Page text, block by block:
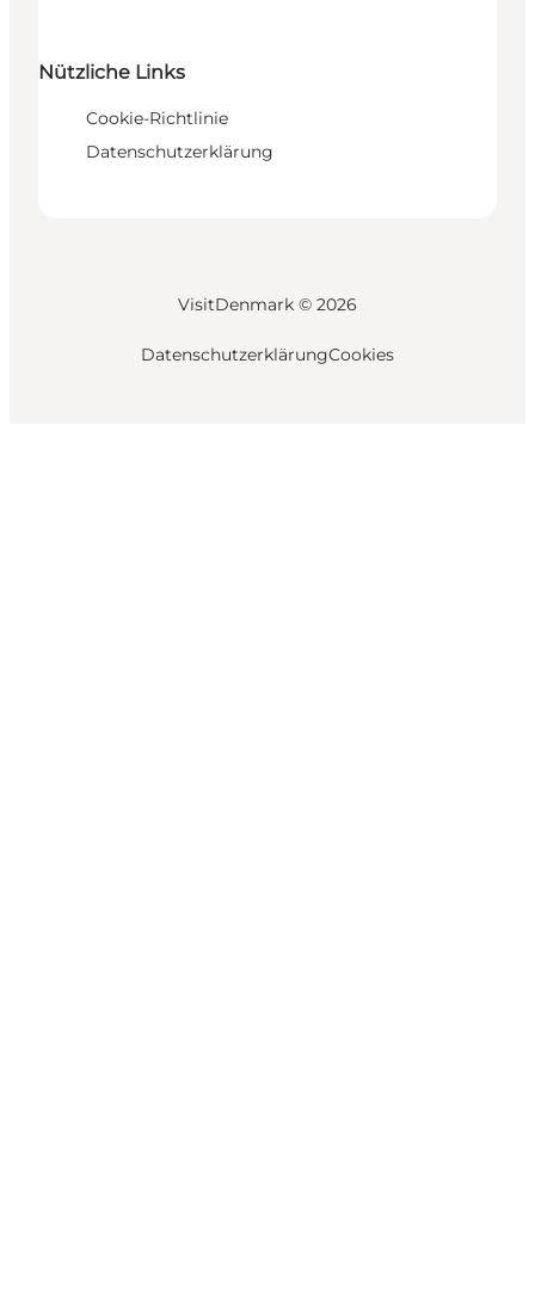
Nützliche Links
Cookie-Richtlinie
Datenschutzerklärung
VisitDenmark © 2026
DatenschutzerklärungCookies